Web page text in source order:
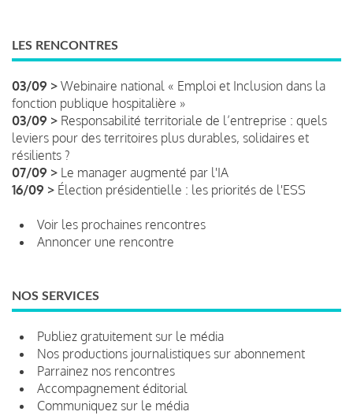
LES RENCONTRES
03/09 > Webinaire national « Emploi et Inclusion dans la
fonction publique hospitalière »
03/09 > Responsabilité territoriale de l’entreprise : quels
leviers pour des territoires plus durables, solidaires et
résilients ?
07/09 > Le manager augmenté par l'IA
16/09 > Élection présidentielle : les priorités de l'ESS
Voir les prochaines rencontres
Annoncer une rencontre
NOS SERVICES
Publiez gratuitement sur le média
Nos productions journalistiques sur abonnement
Parrainez nos rencontres
Accompagnement éditorial
Communiquez sur le média